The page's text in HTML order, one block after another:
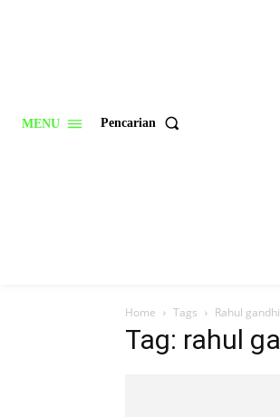
MENU Pencarian
Home Tags Rahul gandhi
Tag: rahul